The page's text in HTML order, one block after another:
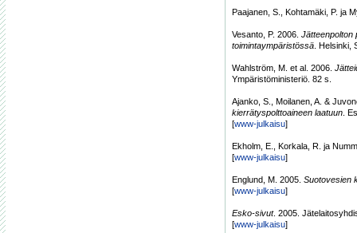
Paajanen, S., Kohtamäki, P. ja
Vesanto, P. 2006. Jätteenpolton
toimintaympäristössä .
Wahlström, M. et al. 2006.
Ympäristöministeriö. 82 s.
Ajanko, S., Moilanen, A. &
kierrätyspolttoaineen laatuun .
[www-julkaisu]
Ekholm, E., Korkala, R. ja
[www-julkaisu]
Englund, M. 2005. Suotovesien
[www-julkaisu]
Esko-sivut. 2005.
[www-julkaisu]